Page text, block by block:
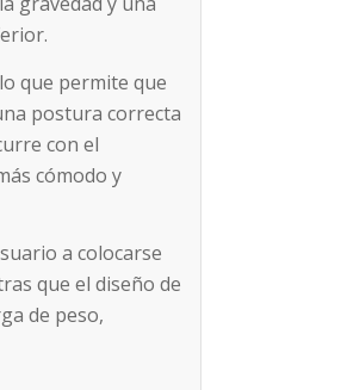
que permite que
postura correcta
con el
cómodo y
a colocarse
que el diseño de
de peso,